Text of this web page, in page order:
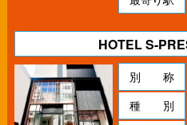
HOTEL S-
別 称
種 別